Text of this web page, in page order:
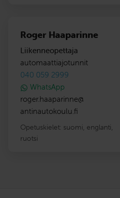
Roger Haaparinne
Liikenneopettaja
automaattiajotunnit
040 059 2999
WhatsApp
roger.haaparinne@
antinautokoulu.fi
Opetuskielet: suomi, englanti,
ruotsi